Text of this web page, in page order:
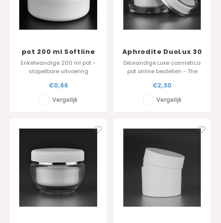
pot 200 ml Softline
diam 90 mm
Enkelwandige 200 ml pot -
stapelbare uitvoering
€0,66
Vergelijk
Aphrodite DuoLux 30
ml - transparant
Dikwandige Luxe cosmetica
pot online bestellen - The
€2,30
Vergelijk